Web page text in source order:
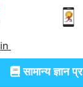
सामान्य ज्ञान